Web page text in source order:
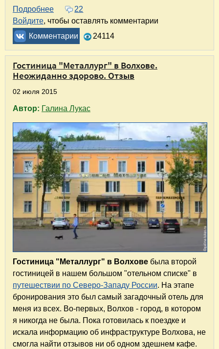
Подробнее о Отчет о поездке по Северо-Западу
22
Войдите, чтобы оставлять комментарии
Комментарии
24114
Гостиница "Металлург" в Волхове.
Неожиданно здорово. Отзыв
02 июля 2015
Автор: Галина Лукас
Гостиница "Металлург" в Волхове была второй
гостиницей в нашем большом "отельном списке" в
путешествии по Северо-Западу России. На этапе
бронирования это был самый загадочный отель для
меня из всех. Во-первых, Волхов - город, в котором
я никогда не была. Пока готовилась к поездке и
искала информацию об инфраструктуре Волхова, не
смогла найти отзывов ни об одном здешнем кафе.